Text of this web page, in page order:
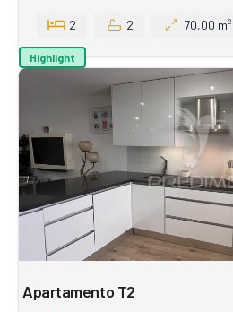
2 2 70,00 m²
Highlight
Apartamento T2